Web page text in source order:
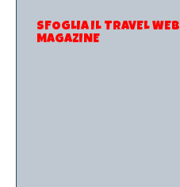
SFOGLIA IL TRAVEL WEB
MAGAZINE